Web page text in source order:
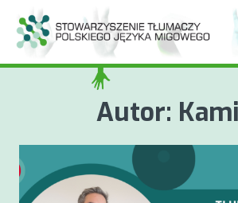
Przejdź
treści
Autor: